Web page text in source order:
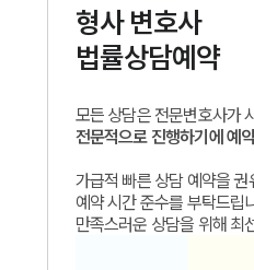
형사변호사
법률상담예약
모든 상담은 전문변호사가
전문적으로 진행하기에 예
가급적 빠른 상담 예약을 권
예약 시간 준수를 부탁드립
만족스러운 상담을 위해 최